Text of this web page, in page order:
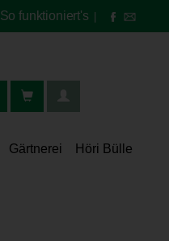
So funktioniert's
Gärtnerei Höri Bülle